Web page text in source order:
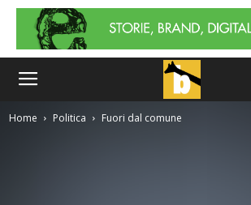
Home Politica Fuori dal comune